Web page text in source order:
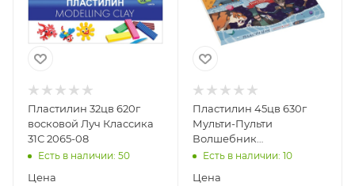
Пластилин 32цв 620г
восковой Луч Классика
31С 2065-08
Есть в наличии: 50
Цена
Пластилин 45цв 630г
Мульти-Пульти
Волшебник
изумрудного города со
Есть в наличии: 10
Цена